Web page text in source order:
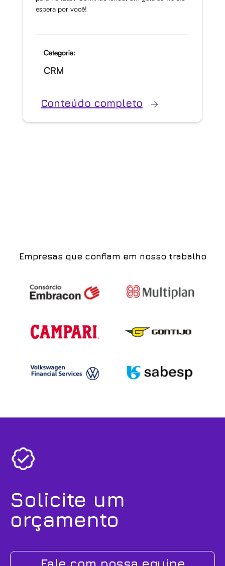
espera por você!
Categoria:
CRM
Conteúdo completo
Empresas que confiam em nosso trabalho
Solicite um
orçamento